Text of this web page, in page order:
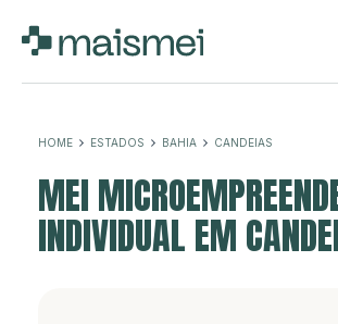
HOME ESTADOS BAHIA CANDEIAS
MEI
INDIVIDUAL EM